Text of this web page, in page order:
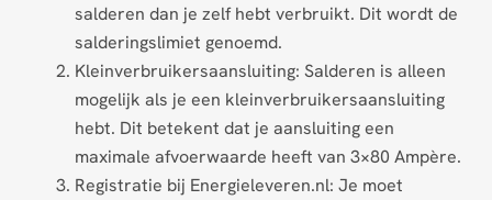
salderen dan je zelf hebt verbruikt. Dit wordt de
salderingslimiet genoemd.
Kleinverbruikersaansluiting: Salderen is alleen
mogelijk als je een kleinverbruikersaansluiting
hebt. Dit betekent dat je aansluiting een
maximale afvoerwaarde heeft van 3×80 Ampère.
Registratie bij Energieleveren.nl: Je moet